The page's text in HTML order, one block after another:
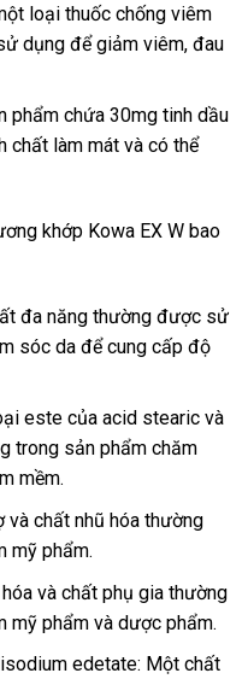
loại thuốc chống viêm
dụng để giảm viêm, đau
phẩm chứa 30mg tinh dầu
chất làm mát và có thể
khớp Kowa EX W bao
đa năng thường được sử
sóc da để cung cấp độ
este của acid stearic và
trong sản phẩm chăm
mềm.
chất nhũ hóa thường
mỹ phẩm.
và chất phụ gia thường
phẩm và dược phẩm.
edetate: Một chất